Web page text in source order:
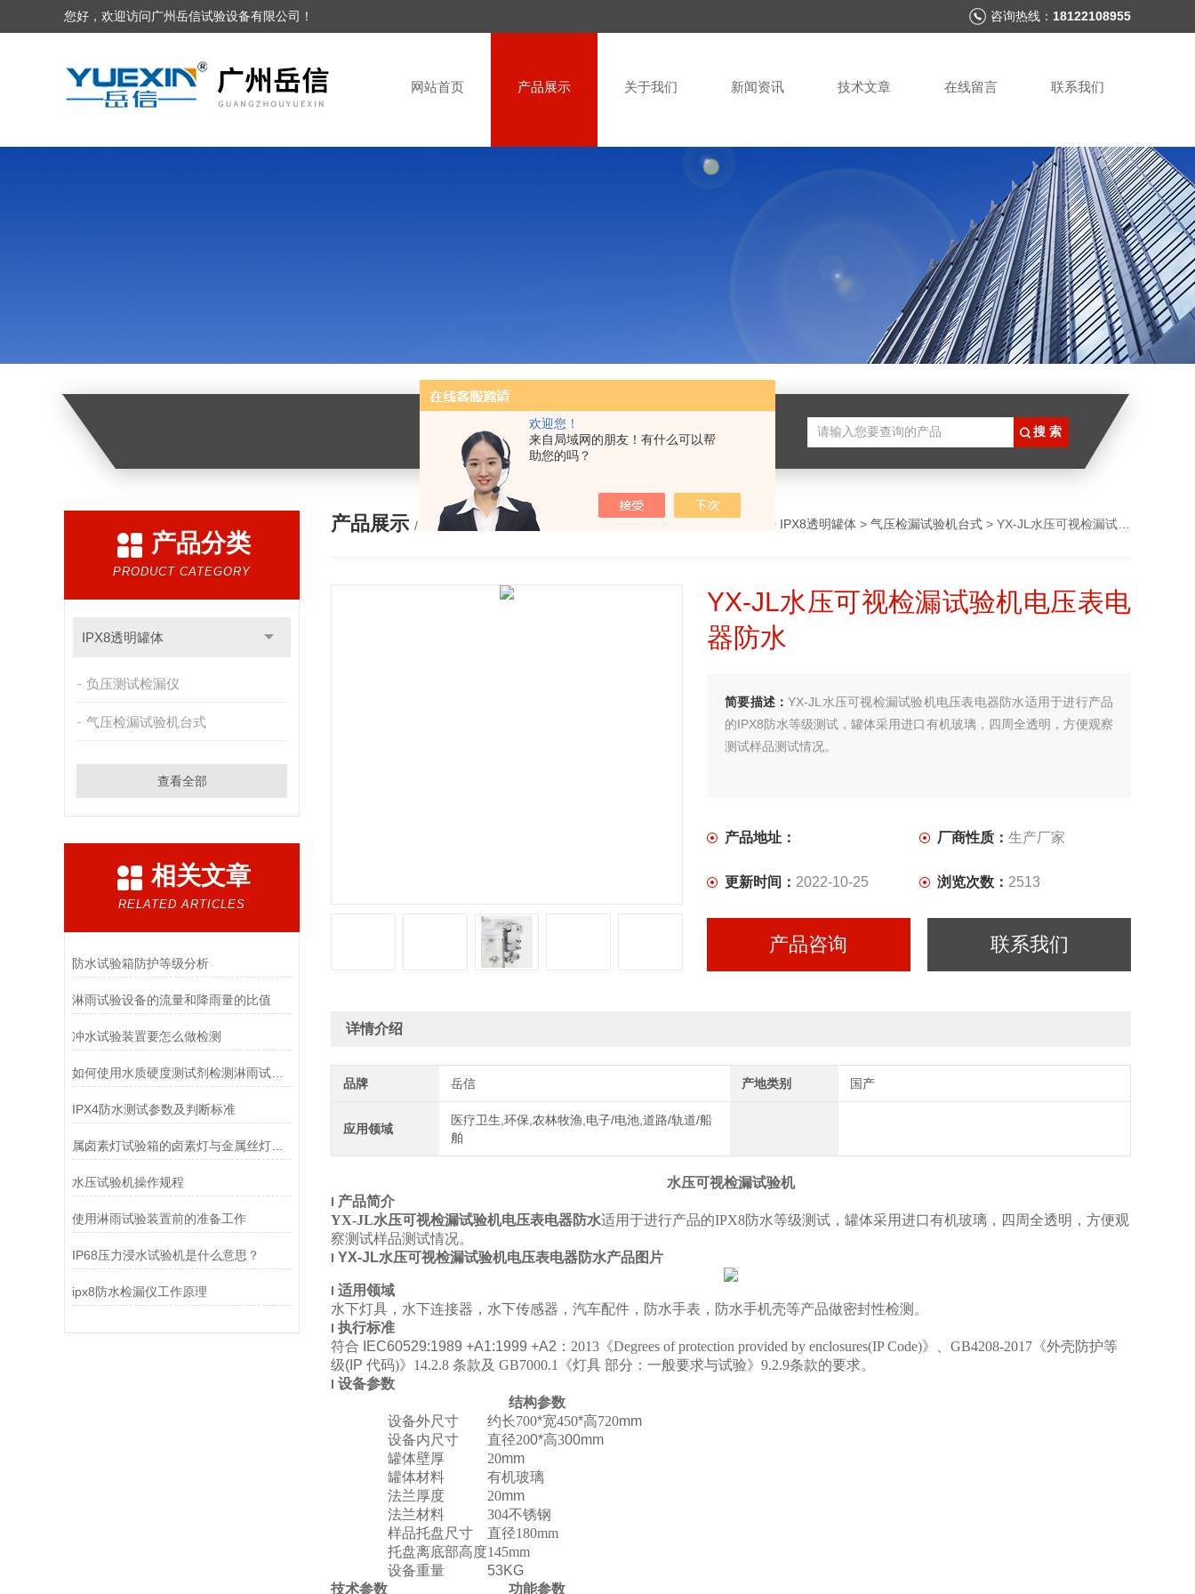
欢迎您！
来自局域网的朋友！有什么可以帮
助您的吗？
您好，欢迎访问广州岳信试验设备有限公司！ 咨询热线： 18122108955
网站首页 产品展示 关于我们 新闻资讯 技术文章 在线留言 联系我们
产品分类
PRODUCT CATEGORY
IPX8透明罐体
负压测试检漏仪
气压检漏试验机台式
查看全部
相关文章
RELATED ARTICLES
防水试验箱防护等级分析
淋雨试验设备的流量和降雨量的比值
冲水试验装置要怎么做检测
如何使用水质硬度测试剂检测淋雨试验箱的水质硬度?
IPX4防水测试参数及判断标准
属卤素灯试验箱的卤素灯与金属丝灯泡相比具有哪些优点
水压试验机操作规程
使用淋雨试验装置前的准备工作
IP68压力浸水试验机是什么意思？
ipx8防水检漏仪工作原理
产品展示 / PRODUCTS > IPX8透明罐体 > 气压检漏试验机台式 > YX-JL水压可视检漏试验机电压表电器防水
YX-JL水压可视检漏试验机电压表电
器防水
简要描述：YX-JL水压可视检漏试验机电压表电器防水适用于进行产品
的IPX8防水等级测试，罐体采用进口有机玻璃，四周全透明，方便观察
测试样品测试情况。
产品地址： 厂商性质： 生产厂家
更新时间： 2022-10-25 浏览次数： 2513
产品咨询 联系我们
详情介绍
品牌 岳信 产地类别 国产
应用领域
医疗卫生,环保,农林牧渔,电子/电池,道路/轨道/船
舶
水压可视检漏试验机
l 产品简介
YX-JL水压可视检漏试验机电压表电器防水适用于进行产品的IPX8防水等级测试，罐体采用进口有机玻璃，四周全透明，方便观
察测试样品测试情况。
l YX-JL水压可视检漏试验机电压表电器防水产品图片
l 适用领域
水下灯具，水下连接器，水下传感器，汽车配件，防水手表，防水手机壳等产品做密封性检测。
l 执行标准
符合 IEC60529:1989 +A1:1999 +A2 ： 2013 《Degrees of protection provided by enclosures(IP Code)》、 GB4208-2017 《外壳防护等
级(IP 代码)》 14.2.8 条款及 GB7000.1 《灯具 部分：一般要求与试验》 9.2.9条款的要求。
l 设备参数
技术参数
结构参数
设备外尺寸
约长700*宽450*高720mm
设备内尺寸
直径200*高300mm
罐体壁厚
20mm
罐体材料
有机玻璃
法兰厚度
20mm
法兰材料
304不锈钢
样品托盘尺寸
直径180mm
托盘离底部高度145mm
设备重量
53KG
功能参数